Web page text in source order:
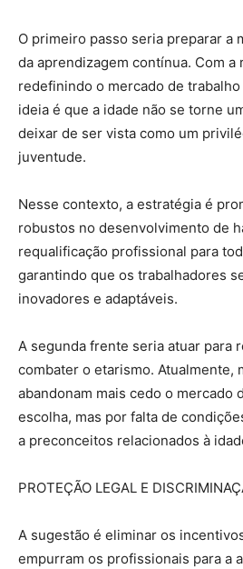
O primeiro passo seria preparar a
da aprendizagem contínua. Com
redefinindo o mercado de
ideia é que a idade não se torne
deixar de ser vista como um
juventude.
Nesse contexto, a estratégia é
robustos no desenvolvimento de
requalificação profissional para
garantindo que os trabalhadores
inovadores e adaptáveis.
A segunda frente seria atuar para
combater o etarismo. Atualmente,
abandonam mais cedo o mercado
escolha, mas por falta de
a preconceitos relacionados à
PROTEÇÃO LEGAL E
A sugestão é eliminar os
empurram os profissionais para a